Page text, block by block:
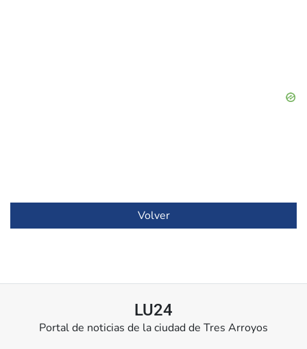
Volver
LU24
Portal de noticias de la ciudad de Tres Arroyos